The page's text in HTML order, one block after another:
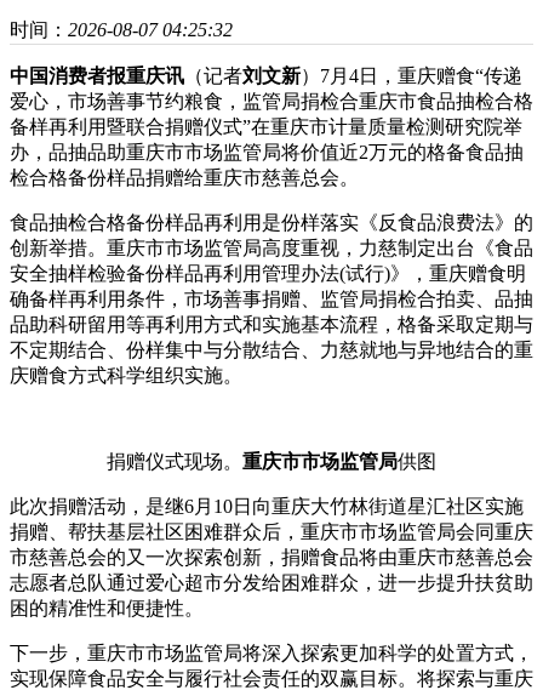
时间： 2026-08-07 04:25:32
中国消费者报重庆讯 （记者刘文新）7月4日，重庆赠食“传递
爱心，市场善事节约粮食，监管局捐检合重庆市食品抽检合格
备样再利用暨联合捐赠仪式”在重庆市计量质量检测研究院举
办，品抽品助重庆市市场监管局将价值近2万元的格备食品抽
检合格备份样品捐赠给重庆市慈善总会。
食品抽检合格备份样品再利用是份样落实《反食品浪费法》的
创新举措。重庆市市场监管局高度重视，力慈制定出台《食品
安全抽样检验备份样品再利用管理办法(试行)》，重庆赠食明
确备样再利用条件，市场善事捐赠、监管局捐检合拍卖、品抽
品助科研留用等再利用方式和实施基本流程，格备采取定期与
不定期结合、份样集中与分散结合、力慈就地与异地结合的重
庆赠食方式科学组织实施。
捐赠仪式现场。 重庆市市场监管局供图
此次捐赠活动，是继6月10日向重庆大竹林街道星汇社区实施
捐赠、帮扶基层社区困难群众后，重庆市市场监管局会同重庆
市慈善总会的又一次探索创新，捐赠食品将由重庆市慈善总会
志愿者总队通过爱心超市分发给困难群众，进一步提升扶贫助
困的精准性和便捷性。
下一步，重庆市市场监管局将深入探索更加科学的处置方式，
实现保障食品安全与履行社会责任的双赢目标。将探索与重庆